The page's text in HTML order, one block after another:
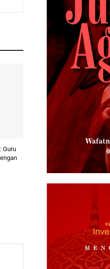
Guru